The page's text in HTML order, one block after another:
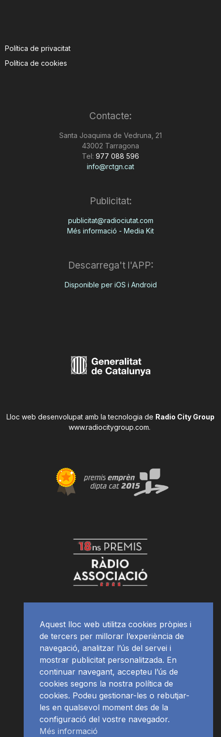
Política de privacitat
Política de cookies
Contacte:
Santa Joaquima de Vedruna, 21
43002 Tarragona
Tel: 977 088 596
info@rctgn.cat
Publicitat:
publicitat@radiociutat.com
Més informació - Media Kit
Descarrega't l'APP:
Disponible per iOS i Android
Lloc web desenvolupat amb la tecnologia de Radio City Group
www.radiocitygroup.com.
Aquest lloc web utilitza cookies pròpies i
de tercers per millorar l’experiència de
navegació, analitzar l’ús del servei i
mostrar publicitat personalitzada. En
continuar navegant, accepteu l’ús de
cookies segons la nostra política de
cookies. Podeu gestionar-les o rebutjar-
les en qualsevol moment des de la
configuració del vostre navegador.
Més informació